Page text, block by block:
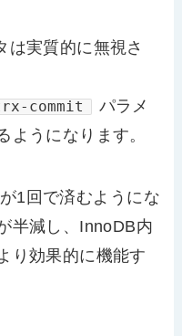
は実質的に無視さ
commit
パラメ
ようになります。
が1回で済むようにな
半減し、InnoDB内
り効果的に機能す